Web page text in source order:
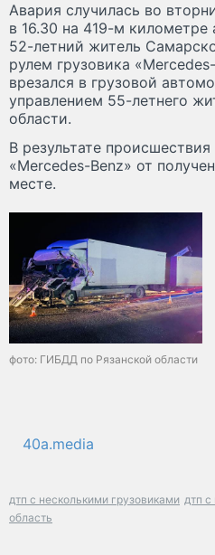
Авария случилась во
в 16.30 на 419-м
52-летний житель
рулем грузовика
врезался в грузовой
управлением 55-летнего
области.
В результате
«Mercedes-Benz» от
месте.
фото: ГИБДД по Рязанской области
40a.media
дтп с несколькими грузовиками дтп
область